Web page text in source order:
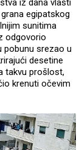
iz dana vlasti
egipatskog
sunitima
odgovorio
pobunu srezao u
desetine
takvu prošlost,
krenuti očevim